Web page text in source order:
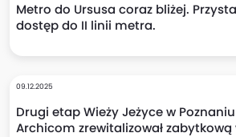
Metro do Ursusa coraz bliżej.
dostęp do II linii metra.
09.12.2025
Drugi etap Wieży Jeżyce w
Archicom zrewitalizował